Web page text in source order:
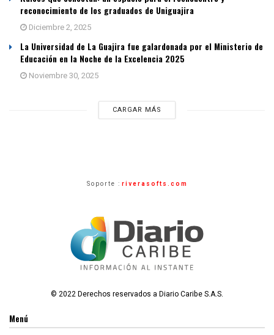
reconocimiento de los graduados de Uniguajira
Diciembre 2, 2025
La Universidad de La Guajira fue galardonada por el Ministerio de
Educación en la Noche de la Excelencia 2025
Noviembre 30, 2025
CARGAR MÁS
Soporte : riverasofts.com
© 2022 Derechos reservados a Diario Caribe S.A.S.
Menú